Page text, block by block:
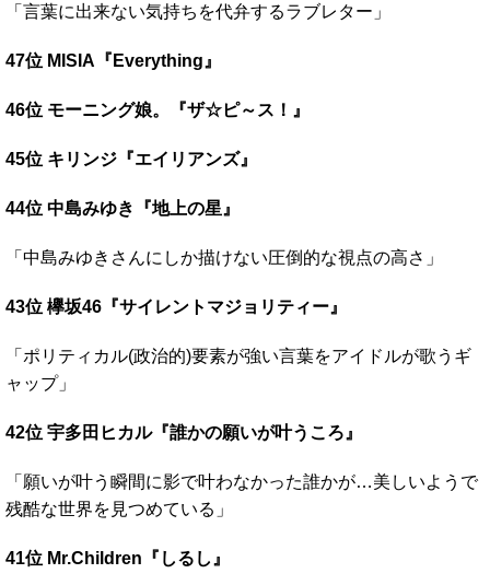
「言葉に出来ない気持ちを代弁するラブレター」
47位 MISIA『Everything』
46位 モーニング娘。『ザ☆ピ～ス！』
45位 キリンジ『エイリアンズ』
44位 中島みゆき『地上の星』
「中島みゆきさんにしか描けない圧倒的な視点の高さ」
43位 欅坂46『サイレントマジョリティー』
「ポリティカル(政治的)要素が強い言葉をアイドルが歌うギ
ャップ」
42位 宇多田ヒカル『誰かの願いが叶うころ』
「願いが叶う瞬間に影で叶わなかった誰かが…美しいようで
残酷な世界を見つめている」
41位 Mr.Children『しるし』